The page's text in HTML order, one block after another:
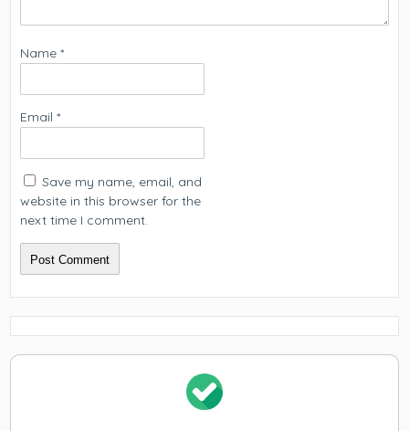
Name*
Email*
Save my name, email, and
website in this browser for the
next time I comment.